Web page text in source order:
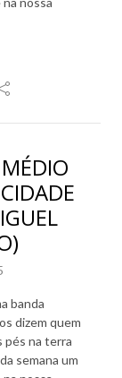
banda
dizem quem
pés na terra
semana um